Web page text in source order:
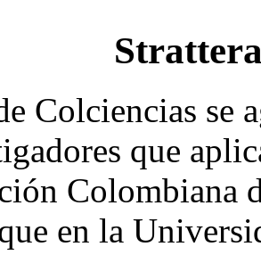
Colciencias se
que
Colombiana
en la